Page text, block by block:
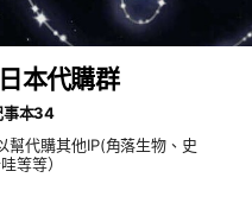
本代購群
事本34
幫代購其他IP(角落生物、史
等等）